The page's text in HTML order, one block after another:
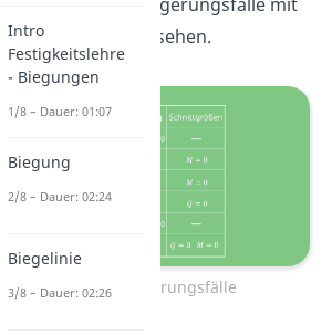
ihren Bedingungen sehen.
Häufige Lagerungsfälle
Intro
Festigkeitslehre
- Biegungen
1/8 – Dauer: 01:07
Biegung
2/8 – Dauer: 02:24
Biegelinie
3/8 – Dauer: 02:26